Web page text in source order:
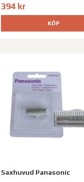
394 kr
KÖP
Saxhuvud Panasonic